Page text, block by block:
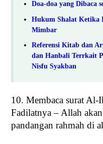
Doa-doa yang Dibaca
Hukum Shalat Ketika
Mimbar
Referensi Kitab dan
dan Hanbali Terrkait
Nisfu Syakban
10. Membaca surat
Fadilatnya – Allah
pandangan rahmah di